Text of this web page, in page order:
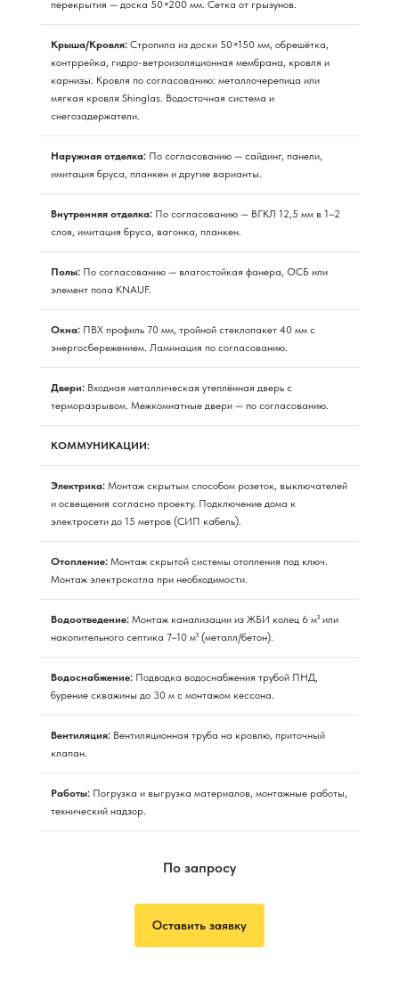
перекрытия — доска 50×200 мм. Сетка от грызунов.
Крыша/Кровля: Стропила из доски 50×150 мм, обрешётка,
контррейка, гидро-ветроизоляционная мембрана, кровля и
карнизы. Кровля по согласованию: металлочерепица или
мягкая кровля Shinglas. Водосточная система и
снегозадержатели.
Наружная отделка: По согласованию — сайдинг, панели,
имитация бруса, планкен и другие варианты.
Внутренняя отделка: По согласованию — ВГКЛ 12,5 мм в 1–2
слоя, имитация бруса, вагонка, планкен.
Полы: По согласованию — влагостойкая фанера, ОСБ или
элемент пола KNAUF.
Окна: ПВХ профиль 70 мм, тройной стеклопакет 40 мм с
энергосбережением. Ламинация по согласованию.
Двери: Входная металлическая утеплённая дверь с
терморазрывом. Межкомнатные двери — по согласованию.
КОММУНИКАЦИИ:
Электрика: Монтаж скрытым способом розеток, выключателей
и освещения согласно проекту. Подключение дома к
электросети до 15 метров (СИП кабель).
Отопление: Монтаж скрытой системы отопления под ключ.
Монтаж электрокотла при необходимости.
Водоотведение: Монтаж канализации из ЖБИ колец 6 м³ или
накопительного септика 7–10 м³ (металл/бетон).
Водоснабжение: Подводка водоснабжения трубой ПНД,
бурение скважины до 30 м с монтажом кессона.
Вентиляция: Вентиляционная труба на кровлю, приточный
клапан.
Работы: Погрузка и выгрузка материалов, монтажные работы,
технический надзор.
По запросу
Оставить заявку